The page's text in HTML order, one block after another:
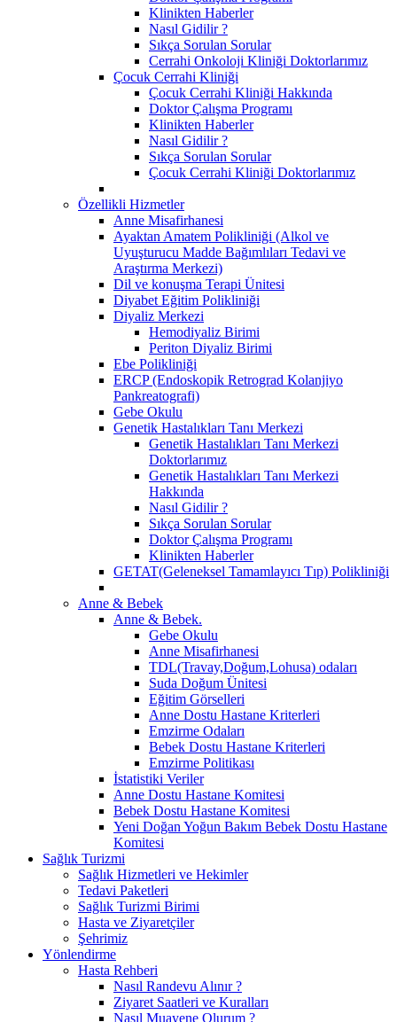
Klinikten Haberler
Nasıl Gidilir ?
Sıkça Sorulan Sorular
Cerrahi Onkoloji Kliniği Doktorlarımız
Çocuk Cerrahi Kliniği
Çocuk Cerrahi Kliniği Hakkında
Doktor Çalışma Programı
Klinikten Haberler
Nasıl Gidilir ?
Sıkça Sorulan Sorular
Çocuk Cerrahi Kliniği Doktorlarımız
Özellikli Hizmetler
Anne Misafirhanesi
Ayaktan Amatem Polikliniği (Alkol ve
Uyuşturucu Madde Bağımlıları Tedavi ve
Araştırma Merkezi)
Dil ve konuşma Terapi Ünitesi
Diyabet Eğitim Polikliniği
Diyaliz Merkezi
Hemodiyaliz Birimi
Periton Diyaliz Birimi
Ebe Polikliniği
ERCP (Endoskopik Retrograd Kolanjiyo
Pankreatografi)
Gebe Okulu
Genetik Hastalıkları Tanı Merkezi
Genetik Hastalıkları Tanı Merkezi
Doktorlarımız
Genetik Hastalıkları Tanı Merkezi
Hakkında
Nasıl Gidilir ?
Sıkça Sorulan Sorular
Doktor Çalışma Programı
Klinikten Haberler
GETAT(Geleneksel Tamamlayıcı Tıp) Polikliniği
Anne & Bebek
Anne & Bebek.
Gebe Okulu
Anne Misafirhanesi
TDL(Travay,Doğum,Lohusa) odaları
Suda Doğum Ünitesi
Eğitim Görselleri
Anne Dostu Hastane Kriterleri
Emzirme Odaları
Bebek Dostu Hastane Kriterleri
Emzirme Politikası
İstatistiki Veriler
Anne Dostu Hastane Komitesi
Bebek Dostu Hastane Komitesi
Yeni Doğan Yoğun Bakım Bebek Dostu Hastane
Komitesi
Sağlık Turizmi
Sağlık Hizmetleri ve Hekimler
Tedavi Paketleri
Sağlık Turizmi Birimi
Hasta ve Ziyaretçiler
Şehrimiz
Yönlendirme
Hasta Rehberi
Nasıl Randevu Alınır ?
Ziyaret Saatleri ve Kuralları
Nasıl Muayene Olurum ?